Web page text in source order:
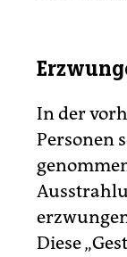
In der
Personen
Diese